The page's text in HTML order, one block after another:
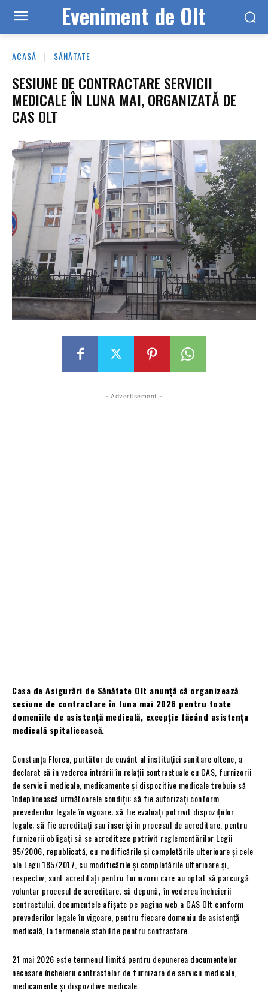
Eveniment de Olt
ACASĂ SĂNĂTATE
SESIUNE DE CONTRACTARE SERVICII
MEDICALE ÎN LUNA MAI, ORGANIZATĂ DE
CAS OLT
- Advertisement -
Casa de Asigurări de Sănătate Olt anunță că organizează
sesiune de contractare în luna mai 2026 pentru toate
domeniile de asistență medicală, excepție făcând asistența
medicală spitalicească.
Constanța Florea, purtător de cuvânt al instituției sanitare oltene, a
declarat că în vederea intrării în relaţii contractuale cu CAS, furnizorii
de servicii medicale, medicamente și dispozitive medicale trebuie să
îndeplinească următoarele condiţii: să fie autorizaţi conform
prevederilor legale în vigoare; să fie evaluaţi potrivit dispoziţiilor
legale; să fie acreditaţi sau înscrişi în procesul de acreditare, pentru
furnizorii obligaţi să se acrediteze potrivit reglementărilor Legii
95/2006, republicată, cu modificările și completările ulterioare și cele
ale Legii 185/2017, cu modificările și completările ulterioare şi,
respectiv, sunt acreditaţi pentru furnizorii care au optat să parcurgă
voluntar procesul de acreditare; să depună, în vederea încheierii
contractului, documentele afișate pe pagina web a CAS Olt conform
prevederilor legale în vigoare, pentru fiecare domeniu de asistență
medicală, la termenele stabilite pentru contractare.
21 mai 2026 este termenul limită pentru depunerea documentelor
necesare încheierii contractelor de furnizare de servicii medicale,
medicamente și dispozitive medicale.